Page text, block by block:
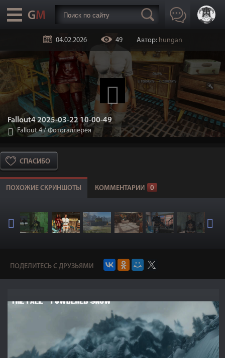
04.02.2026 49 Автор: hungan
Fallout4 2025-03-22 10-00-49
Fallout 4/Фотогаллерея
СПАСИБО
ПОХОЖИЕ СКРИНШОТЫ КОММЕНТАРИИ 0
ПОДЕЛИТЕСЬ С ДРУЗЬЯМИ